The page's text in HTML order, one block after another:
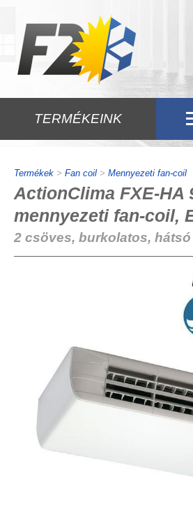
TERMÉKEINK
Termékek > Fan coil > Mennyezeti fan-coil
ActionClima FXE-HA
mennyezeti fan-coil,
2 csöves, burkolatos,